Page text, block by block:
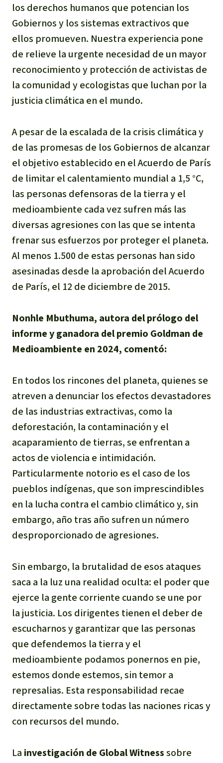
los derechos humanos que potencian los
Gobiernos y los sistemas extractivos que
ellos promueven. Nuestra experiencia pone
de relieve la urgente necesidad de un mayor
reconocimiento y protección de activistas de
la comunidad y ecologistas que luchan por la
justicia climática en el mundo.
A pesar de la escalada de la crisis climática y
de las promesas de los Gobiernos de alcanzar
el objetivo establecido en el Acuerdo de París
de limitar el calentamiento mundial a 1,5 °C,
las personas defensoras de la tierra y el
medioambiente cada vez sufren más las
diversas agresiones con las que se intenta
frenar sus esfuerzos por proteger el planeta.
Al menos 1.500 de estas personas han sido
asesinadas desde la aprobación del Acuerdo
de París, el 12 de diciembre de 2015.
Nonhle Mbuthuma, autora del prólogo del
informe y ganadora del premio Goldman de
Medioambiente en 2024, comentó:
En todos los rincones del planeta, quienes se
atreven a denunciar los efectos devastadores
de las industrias extractivas, como la
deforestación, la contaminación y el
acaparamiento de tierras, se enfrentan a
actos de violencia e intimidación.
Particularmente notorio es el caso de los
pueblos indígenas, que son imprescindibles
en la lucha contra el cambio climático y, sin
embargo, año tras año sufren un número
desproporcionado de agresiones.
Sin embargo, la brutalidad de esos ataques
saca a la luz una realidad oculta: el poder que
ejerce la gente corriente cuando se une por
la justicia. Los dirigentes tienen el deber de
escucharnos y garantizar que las personas
que defendemos la tierra y el
medioambiente podamos ponernos en pie,
estemos donde estemos, sin temor a
represalias. Esta responsabilidad recae
directamente sobre todas las naciones ricas y
con recursos del mundo.
La investigación de Global Witnesssobre